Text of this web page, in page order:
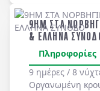
9ΗΜ ΣΤΑ
& ΕΛΛΗΝΑ
Πληροφορίες
9 ημέρες / 8
Οργανωμένη